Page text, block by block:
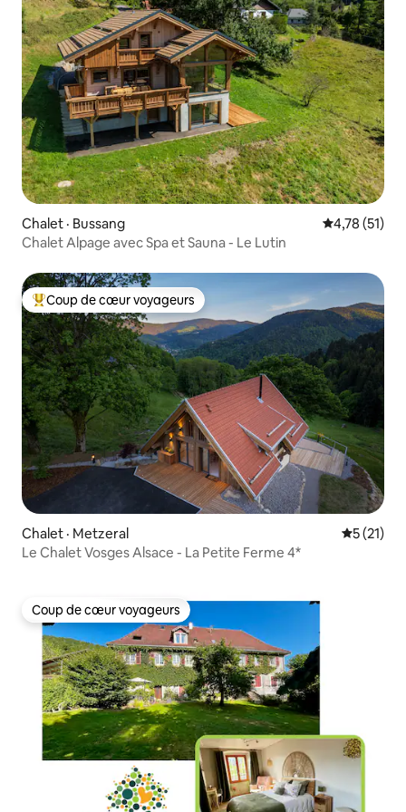
Chalet · Bussang Note
4,78 (51)
Chalet Alpage avec Spa et Sauna - Le Lutin
Coup de cœur voyageurs parmi les plus aimés
Coup de cœur voyageurs
Chalet · Metzeral Note
5 (21)
Le Chalet Vosges Alsace - La Petite Ferme 4*
Coup de cœur voyageurs
Coup de cœur voyageurs